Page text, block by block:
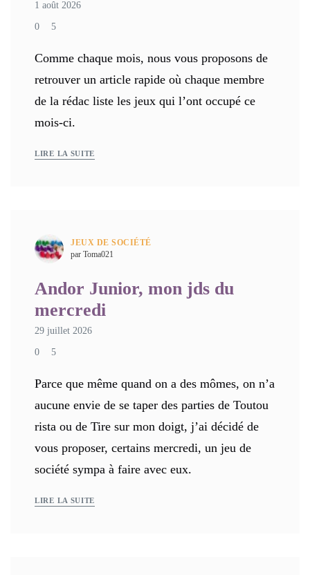
1 août 2026
0 5
Comme chaque mois, nous vous proposons de
retrouver un article rapide où chaque membre
de la rédac liste les jeux qui l’ont occupé ce
mois-ci.
LIRE LA SUITE
JEUX DE SOCIÉTÉ
par Toma021
Andor Junior, mon jds du
mercredi
29 juillet 2026
0 5
Parce que même quand on a des mômes, on n’a
aucune envie de se taper des parties de Toutou
rista ou de Tire sur mon doigt, j’ai décidé de
vous proposer, certains mercredi, un jeu de
société sympa à faire avec eux.
LIRE LA SUITE